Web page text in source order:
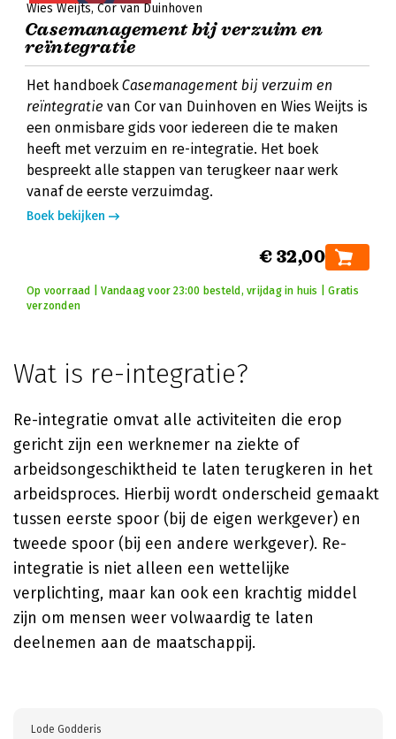
Wies Weijts Cor van Duinhoven
Casemanagement bij verzuim en
reïntegratie
Het handboek Casemanagement bij verzuim en
reïntegratie van Cor van Duinhoven en Wies Weijts is
een onmisbare gids voor iedereen die te maken
heeft met verzuim en re-integratie. Het boek
bespreekt alle stappen van terugkeer naar werk
vanaf de eerste verzuimdag.
Boek bekijken
€ 32,00
Op voorraad | Vandaag voor 23:00 besteld, vrijdag in huis | Gratis
verzonden
Wat is re-integratie?
Re-integratie omvat alle activiteiten die erop
gericht zijn een werknemer na ziekte of
arbeidsongeschiktheid te laten terugkeren in het
arbeidsproces. Hierbij wordt onderscheid gemaakt
tussen eerste spoor (bij de eigen werkgever) en
tweede spoor (bij een andere werkgever). Re-
integratie is niet alleen een wettelijke
verplichting, maar kan ook een krachtig middel
zijn om mensen weer volwaardig te laten
deelnemen aan de maatschappij.
Lode Godderis